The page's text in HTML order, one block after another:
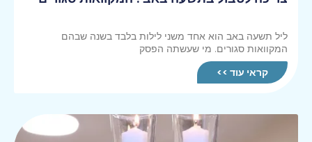
ליל תשעה באב הוא אחד משני לילות בלבד בשנה שבהם
המקוואות סגורים. ‏מי שעשתה הפסק
קראי עוד >>